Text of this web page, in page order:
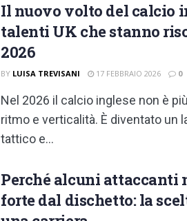
Il nuovo volto del calcio
talenti UK che stanno
2026
BY LUISA TREVISANI 17 FEBBRAIO 2026 0
Nel 2026 il calcio inglese non è
ritmo e verticalità. È diventato un
tattico e...
Perché alcuni attaccanti
forte dal dischetto: la